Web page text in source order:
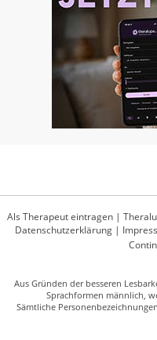
Als Therapeut eintragen |
Datenschutzerklärung|
Aus Gründen der besseren
Sprachformen männlich,
Sämtliche